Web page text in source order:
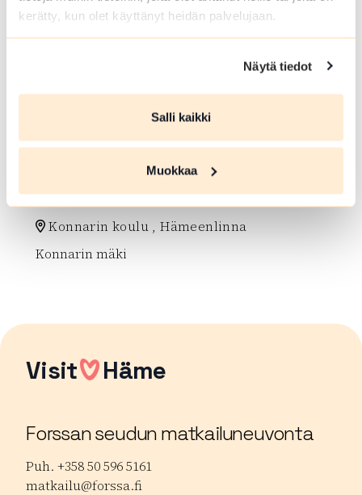
kerätty, kun olet käyttänyt heidän palvelujaan.
Näytä tiedot
Salli kaikki
Muokkaa
Lammin kuntoportaat
Konnarin koulu , Hämeenlinna
Konnarin mäki
Visit Häme
Forssan seudun matkailuneuvonta
Puh. +358 50 596 5161
matkailu@forssa.fi